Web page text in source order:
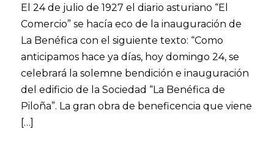
El 24 de julio de 1927 el diario asturiano “El
Comercio” se hacía eco de la inauguración de
La Benéfica con el siguiente texto: “Como
anticipamos hace ya días, hoy domingo 24, se
celebrará la solemne bendición e inauguración
del edificio de la Sociedad “La Benéfica de
Piloña”. La gran obra de beneficencia que viene
[…]